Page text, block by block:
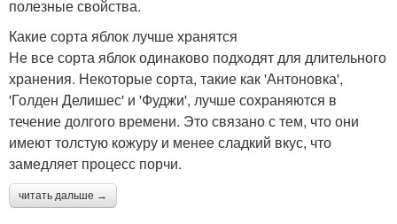
полезные свойства.
Какие сорта яблок лучше хранятся
Не все сорта яблок одинаково подходят для длительного
хранения. Некоторые сорта, такие как 'Антоновка',
'Голден Делишес' и 'Фуджи', лучше сохраняются в
течение долгого времени. Это связано с тем, что они
имеют толстую кожуру и менее сладкий вкус, что
замедляет процесс порчи.
читать дальше →